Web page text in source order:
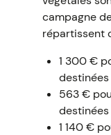
campagne
répartissent
1 300 €
563 €
1 140 €